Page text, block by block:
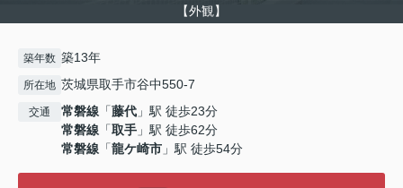
【外観】
築年数 築13年
所在地 茨城県取手市谷中550-7
交通 常磐線 「藤代 」駅 徒歩23分
常磐線 「取手 」駅 徒歩62分
常磐線 「龍ケ崎市 」駅 徒歩54分